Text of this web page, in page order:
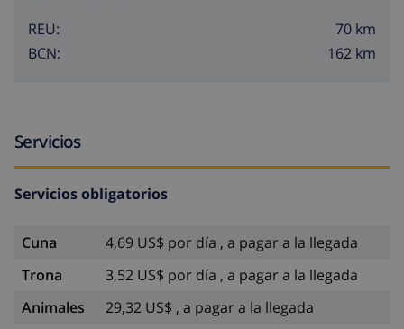
REU:
70 km
BCN:
162 km
Servicios
Servicios obligatorios
Cuna
4,69 US$ por día , a pagar a la llegada
Trona
3,52 US$ por día , a pagar a la llegada
Animales
29,32 US$ , a pagar a la llegada